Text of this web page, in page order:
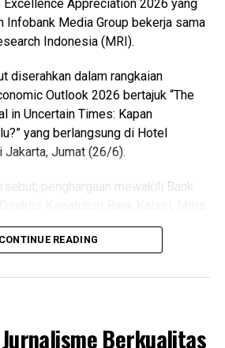
Excellence Appreciation 2026 yang
Infobank Media Group bekerja sama
Indonesia (MRI).
diserahkan dalam rangkaian
Outlook 2026 bertajuk “The
in Uncertain Times: Kapan
yang berlangsung di Hotel
Jumat (26/6).
penghargaan mewakili Bank
oleh Marketing Research
layanan, baik layanan tatap muka
layanan digital (digital channel).
CONTINUE READING
Berkualitas